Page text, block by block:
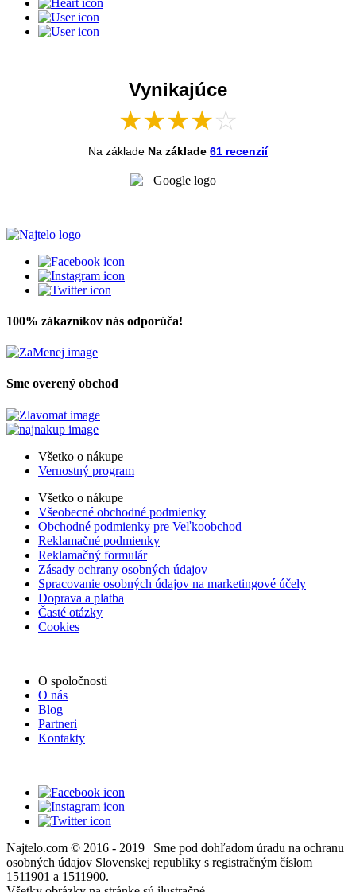
Vynikajúce
★★★★☆
Na základe Na základe 61 recenzií
100% zákazníkov nás odporúča!
Sme overený obchod
Všetko o nákupe
Vernostný program
Všetko o nákupe
Všeobecné obchodné podmienky
Obchodné podmienky pre Veľkoobchod
Reklamačné podmienky
Reklamačný formulár
Zásady ochrany osobných údajov
Spracovanie osobných údajov na marketingové účely
Doprava a platba
Časté otázky
Cookies
O spoločnosti
O nás
Blog
Partneri
Kontakty
Najtelo.com © 2016 - 2019 | Sme pod dohľadom úradu na ochranu
osobných údajov Slovenskej republiky s registračným číslom
1511901 a 1511900.